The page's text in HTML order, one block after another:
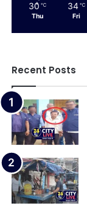
30 ℃
Thu
34 ℃
Fri
Recent Posts